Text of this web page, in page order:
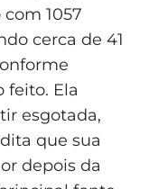
1057
cerca de 41
feito. Ela
esgotada,
que sua
depois da